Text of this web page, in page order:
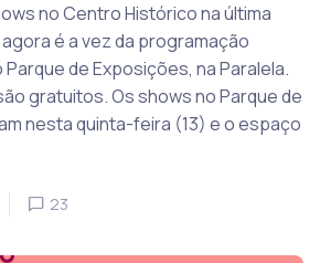
no Centro Histórico na última
é a vez da programação
de Exposições, na Paralela.
gratuitos. Os shows no Parque de
nesta quinta-feira (13) e o espaço
23